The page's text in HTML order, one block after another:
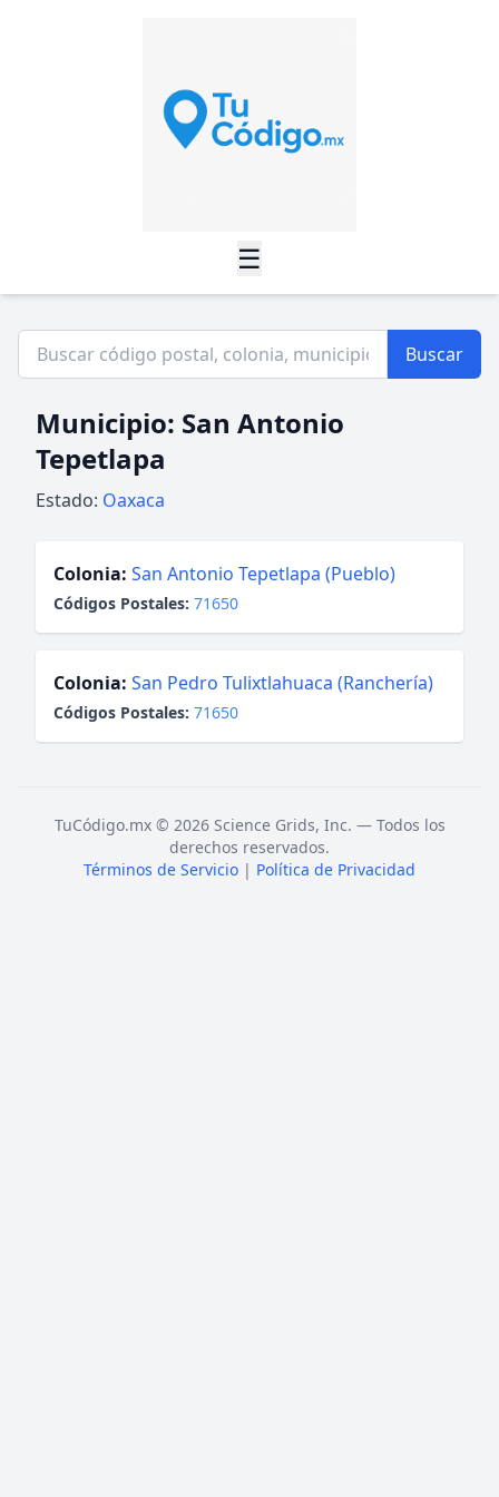
☰
Buscar
Municipio: San Antonio
Tepetlapa
Estado: Oaxaca
Colonia: San Antonio Tepetlapa (Pueblo)
Códigos Postales: 71650
Colonia: San Pedro Tulixtlahuaca (Ranchería)
Códigos Postales: 71650
TuCódigo.mx © 2026 Science Grids, Inc. — Todos los
derechos reservados.
Términos de Servicio | Política de Privacidad